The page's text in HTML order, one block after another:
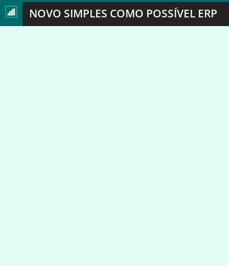
NOVO SIMPLES COMO POSSÍVEL ERP